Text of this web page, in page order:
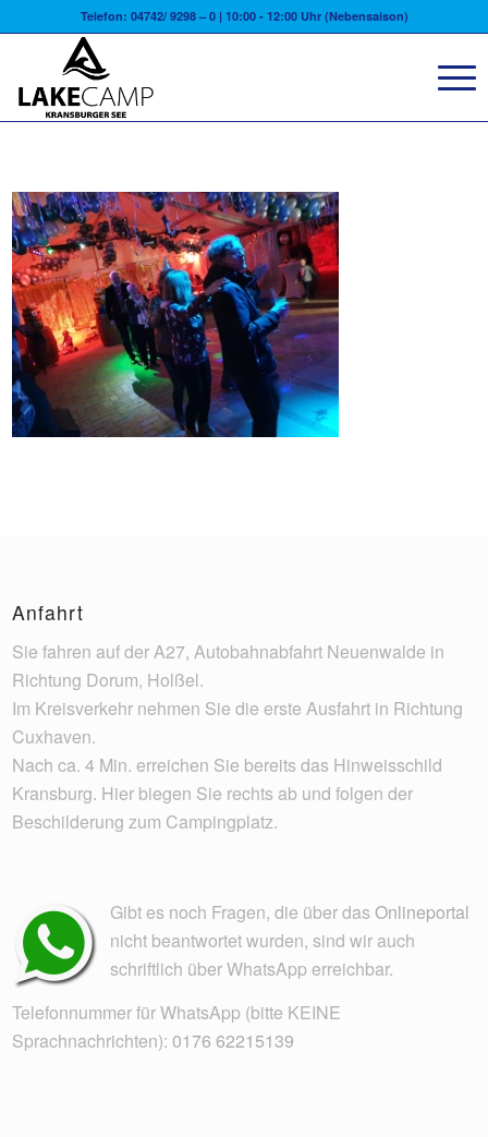
Telefon: 04742/ 9298 – 0 | 10:00 - 12:00 Uhr (Nebensaison)
Anfahrt
Sie fahren auf der A27, Autobahnabfahrt Neuenwalde in
Richtung Dorum, Holßel.
Im Kreisverkehr nehmen Sie die erste Ausfahrt in Richtung
Cuxhaven.
Nach ca. 4 Min. erreichen Sie bereits das Hinweisschild
Kransburg. Hier biegen Sie rechts ab und folgen der
Beschilderung zum Campingplatz.
Gibt es noch Fragen, die über dasOnlineportal
nicht beantwortet wurden, sind wir auch
schriftlich über WhatsApp erreichbar.
Telefonnummer für WhatsApp (bitte KEINE
Sprachnachrichten): 0176 62215139